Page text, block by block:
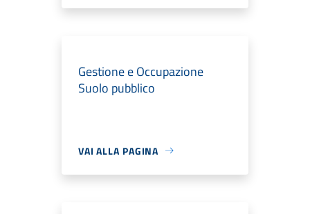
Gestione e Occupazione
Suolo pubblico
VAI ALLA PAGINA